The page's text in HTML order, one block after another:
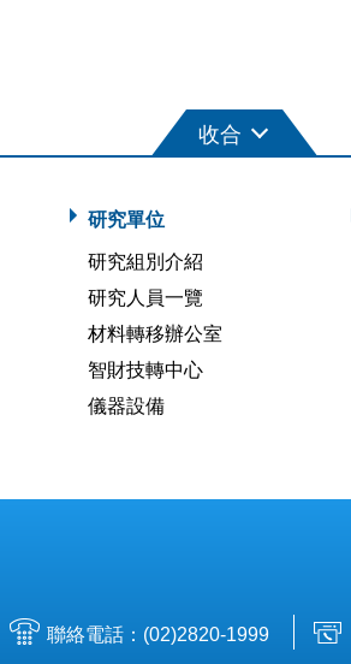
研究單位
研究組別介紹
研究人員一覽
材料轉移辦公室
智財技轉中心
儀器設備
聯絡電話：(02)2820-1999